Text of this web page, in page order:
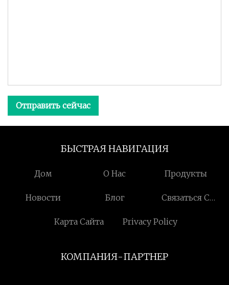
Отправить сейчас
БЫСТРАЯ НАВИГАЦИЯ
Дом О Нас Продукты
Новости Блог
Связаться С
Карта Сайта
Privacy Policy
КОМПАНИЯ-ПАРТНЕР